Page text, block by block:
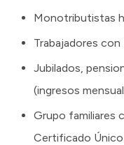
Monotributistas
Trabajadores
Jubilados,
(ingresos
Grupo familiares
Certificado Único